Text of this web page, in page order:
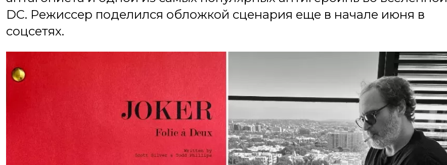
DC. Режиссер поделился обложкой сценария еще в начале июня в
соцсетях.